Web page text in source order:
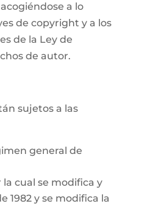
a lo
de copyright y a los
de la Ley de
de autor.
sujetos a las
general de
la cual se modifica y
1982 y se modifica la